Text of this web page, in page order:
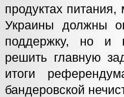
продуктах
Украины должны
поддержку, но и
решить главную
итоги
бандеровской